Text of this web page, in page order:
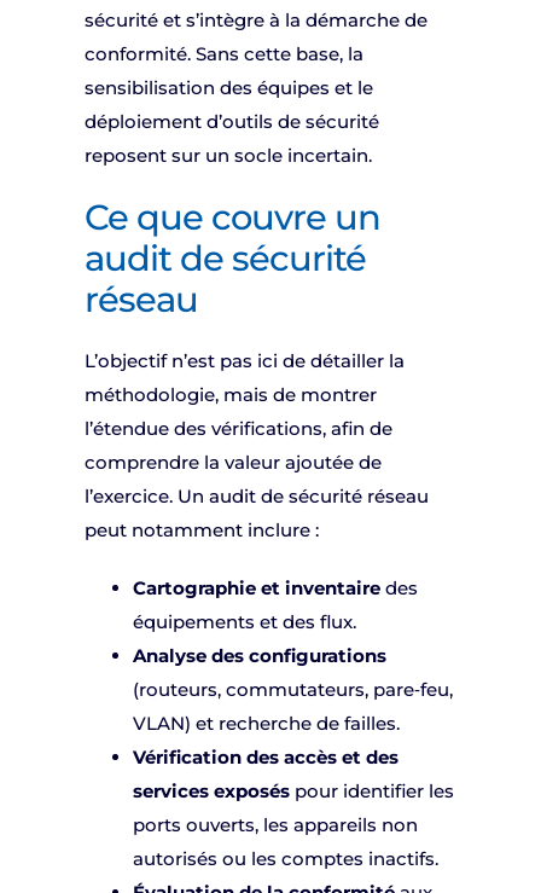
sécurité et s’intègre à la démarche de
conformité. Sans cette base, la
sensibilisation des équipes et le
déploiement d’outils de sécurité
reposent sur un socle incertain.
Ce que couvre un
audit de sécurité
réseau
L’objectif n’est pas ici de détailler la
méthodologie, mais de montrer
l’étendue des vérifications, afin de
comprendre la valeur ajoutée de
l’exercice. Un audit de sécurité réseau
peut notamment inclure :
Cartographie et inventairedes
équipements et des flux.
Analyse des configurations
(routeurs, commutateurs, pare‑feu,
VLAN) et recherche de failles.
Vérification des accès et des
services exposéspour identifier les
ports ouverts, les appareils non
autorisés ou les comptes inactifs.